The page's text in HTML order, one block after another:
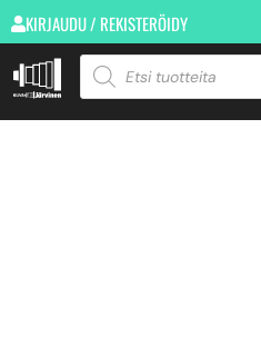
KIRJAUDU / REKISTERÖIDY